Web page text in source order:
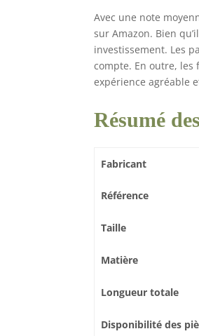
Avec une note
sur Amazon. Bien
investissement. Les
compte. En outre,
expérience agréable
Résumé
Fabricant
Référence
Taille
Matière
Longueur totale
Disponibilité des